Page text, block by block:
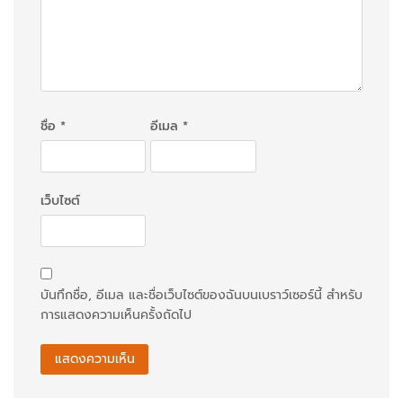
ชื่อ * อีเมล*
เว็บไซต์
บันทึกชื่อ, อีเมล และชื่อเว็บไซต์ของฉันบนเบราว์เซอร์นี้ สำหรับ
การแสดงความเห็นครั้งถัดไป